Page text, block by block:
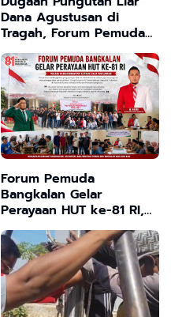
Dana Agustusan di
Tragah, Forum Pemuda
Bangkalan Desak Dinas
Pendidikan Copot
Oknum Kepala Sekolah
Forum Pemuda
Bangkalan Gelar
Perayaan HUT ke-81 RI,
M. Mukri: Wujud
Penghormatan kepada
Jasa Pahlawan